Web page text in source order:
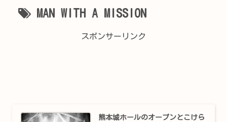
MAN WITH A MISSION
スポンサーリンク
熊本城ホールのオープンとこけら